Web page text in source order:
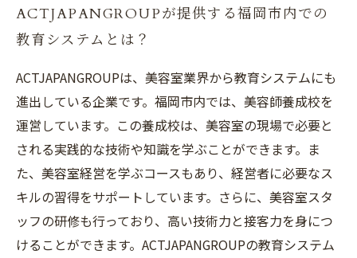
ACTJAPANGROUPが提供する福岡市内での
教育システムとは？
ACTJAPANGROUPは、美容室業界から教育システムにも
進出している企業です。福岡市内では、美容師養成校を
運営しています。この養成校は、美容室の現場で必要と
される実践的な技術や知識を学ぶことができます。ま
た、美容室経営を学ぶコースもあり、経営者に必要なス
キルの習得をサポートしています。さらに、美容室スタ
ッフの研修も行っており、高い技術力と接客力を身につ
けることができます。ACTJAPANGROUPの教育システム